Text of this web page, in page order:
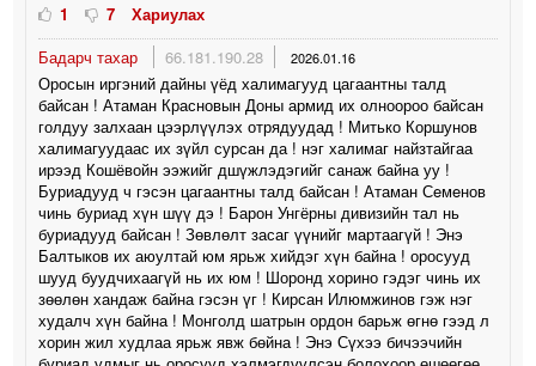
1
7
Хариулах
Бадарч тахар
66.181.190.28 2026.01.16
Оросын иргэний дайны үёд халимагууд цагаантны талд
байсан ! Атаман Красновын Доны армид их олноороо байсан
голдуу залхаан цээрлүүлэх отрядуудад ! Митько Коршунов
халимагуудаас их зүйл сурсан да ! нэг халимаг найзтайгаа
ирээд Кошёвойн ээжийг дшүжлэдэгийг санаж байна уу !
Буриадууд ч гэсэн цагаантны талд байсан ! Атаман Сeмeнов
чинь буриад хүн шүү дэ ! Барон Унгёрны дивизийн тал нь
буриадууд байсан ! Зөвлөлт засаг үүнийг мартаагүй ! Энэ
Балтыков их аюултай юм ярьж хийдэг хүн байна ! оросууд
шууд буудчихаагүй нь их юм ! Шоронд хорино гэдэг чинь их
зөөлөн хандаж байна гэсэн үг ! Кирсан Илюмжинов гэж нэг
худалч хүн байна ! Монголд шатрын ордон барьж өгнө гээд л
хорин жил худлаа ярьж явж бөйна ! Энэ Сүхээ бичээчийн